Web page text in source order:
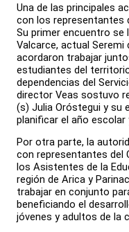
Una de las principales
con los representantes
Su primer encuentro se
Valcarce, actual Seremi
acordaron trabajar
estudiantes del
dependencias del
director Veas sostuvo
(s) Julia Oróstegui y su
planificar el año
Por otra parte, la
con representantes del
los Asistentes de la
región de Arica y
trabajar en conjunto
beneficiando el
jóvenes y adultos de la